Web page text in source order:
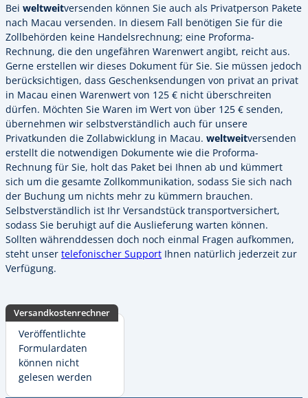
Bei weltweitversenden können Sie auch als Privatperson Pakete
nach Macau versenden. In diesem Fall benötigen Sie für die
Zollbehörden keine Handelsrechnung; eine Proforma-
Rechnung, die den ungefähren Warenwert angibt, reicht aus.
Gerne erstellen wir dieses Dokument für Sie. Sie müssen jedoch
berücksichtigen, dass Geschenksendungen von privat an privat
in Macau einen Warenwert von 125 € nicht überschreiten
dürfen. Möchten Sie Waren im Wert von über 125 € senden,
übernehmen wir selbstverständlich auch für unsere
Privatkunden die Zollabwicklung in Macau. weltweitversenden
erstellt die notwendigen Dokumente wie die Proforma-
Rechnung für Sie, holt das Paket bei Ihnen ab und kümmert
sich um die gesamte Zollkommunikation, sodass Sie sich nach
der Buchung um nichts mehr zu kümmern brauchen.
Selbstverständlich ist Ihr Versandstück transportversichert,
sodass Sie beruhigt auf die Auslieferung warten können.
Sollten währenddessen doch noch einmal Fragen aufkommen,
steht unser telefonischer Support Ihnen natürlich jederzeit zur
Verfügung.
Versandkostenrechner
Veröffentlichte
Formulardaten
können nicht
gelesen werden